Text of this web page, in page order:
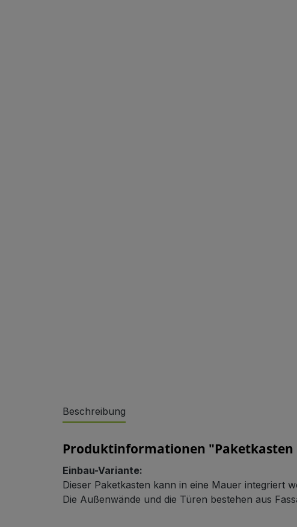
Beschreibung
Produktinformationen "Paketkasten
Einbau-Variante:
Dieser Paketkasten kann in eine Mauer integriert
Die Außenwände und die Türen bestehen aus